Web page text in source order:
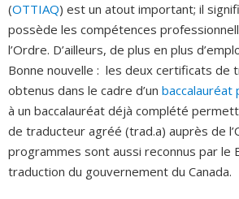
(OTTIAQ) est un atout important; il
possède les compétences
l’Ordre. D’ailleurs, de plus en plus
Bonne nouvelle : les deux certificats de
obtenus dans le cadre d’un baccalauréat
à un baccalauréat déjà complété
de traducteur agréé (trad.a) auprès de
programmes sont aussi reconnus par le
traduction du gouvernement du Canada.